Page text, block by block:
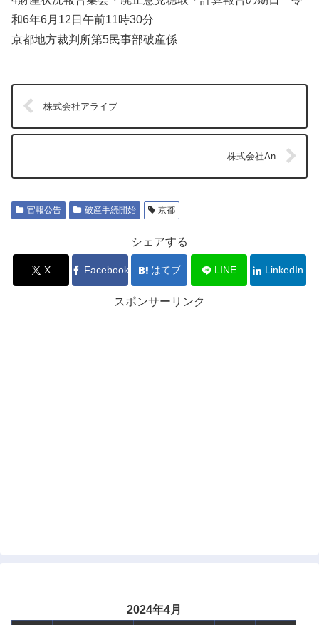
和6年6月12日午前11時30分
京都地方裁判所第5民事部破産係
株式会社アライブ
株式会社An
官報公告 破産手続開始 京都
シェアする
X Facebook はてブ LINE LinkedIn
スポンサーリンク
2024年4月